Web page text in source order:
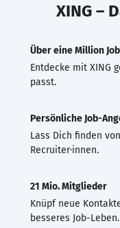
XING –
Über eine Million
Entdecke mit XING
passt.
Persönliche Job-
Lass Dich finden
Recruiter·innen.
21 Mio. Mitglieder
Knüpf neue
besseres Job-Leben.